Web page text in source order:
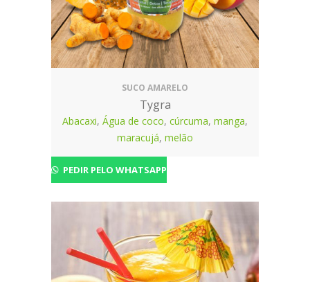
SUCO AMARELO
Tygra
Abacaxi, Água de coco, cúrcuma, manga,
maracujá, melão
PEDIR PELO WHATSAPP